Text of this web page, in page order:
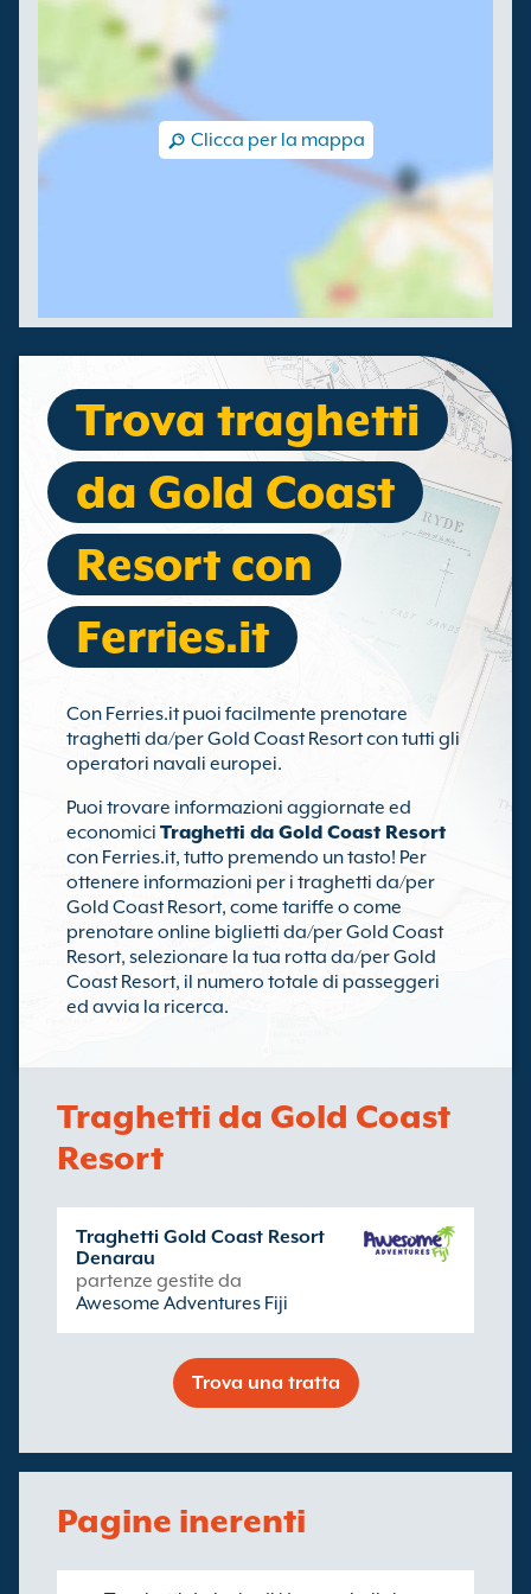
Clicca per la mappa
Trova traghetti
da Gold Coast
Resort con
Ferries.it
Con Ferries.it puoi facilmente prenotare
traghetti da/per Gold Coast Resort con tutti gli
operatori navali europei.
Puoi trovare informazioni aggiornate ed
economici Traghetti da Gold Coast Resort
con Ferries.it, tutto premendo un tasto! Per
ottenere informazioni per i traghetti da/per
Gold Coast Resort, come tariffe o come
prenotare online biglietti da/per Gold Coast
Resort, selezionare la tua rotta da/per Gold
Coast Resort, il numero totale di passeggeri
ed avvia la ricerca.
Traghetti da Gold Coast
Resort
Traghetti Gold Coast Resort
Denarau
partenze gestite da
Awesome Adventures Fiji
Trova una tratta
Pagine inerenti